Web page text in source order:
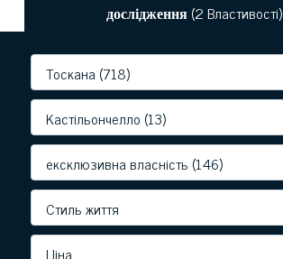
дослідження(2 Властивості)